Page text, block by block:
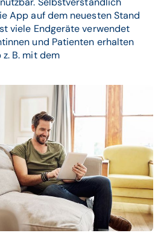
App auf dem neuesten Stand
viele Endgeräte verwendet
und Patienten erhalten
B. mit dem